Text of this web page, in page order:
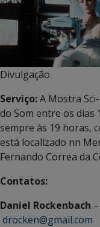
Divulgação
Serviço:A Mostra
do Som entre os dias
sempre às 19 horas,
está localizado nn
Fernando Correa da
Contatos:
Daniel Rockenbach
drocken@gmail.com